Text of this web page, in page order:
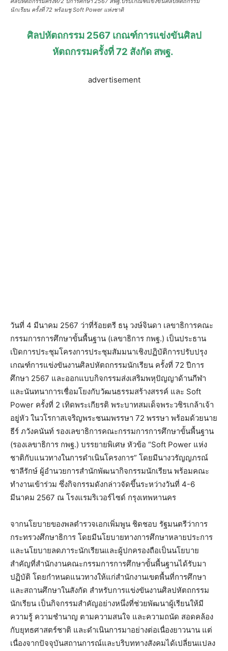
นักเรียน ครั้งที่ 72 พร้อมชู Soft Power แห่งชาติ
ศิลปหัตถกรรม 2567 เกณฑ์การแข่งขันศิลป
หัตถกรรมครั้งที่ 72 สังกัด สพฐ.
advertisement
วันที่ 4 มีนาคม 2567 ว่าที่ร้อยตรี ธนุ วงษ์จินดา เลขาธิการคณะ
กรรมการการศึกษาขั้นพื้นฐาน (เลขาธิการ กพฐ.) เป็นประธาน
เปิดการประชุมโครงการประชุมสัมมนาเชิงปฏิบัติการปรับปรุง
เกณฑ์การแข่งขันงานศิลปหัตถกรรมนักเรียน ครั้งที่ 72 ปีการ
ศึกษา 2567 และออกแบบกิจกรรมส่งเสริมพหุปัญญาด้านกีฬา
และนันทนาการเชื่อมโยงกับวัฒนธรรมสร้างสรรค์ และ Soft
Power ครั้งที่ 2 เทิดพระเกียรติ พระบาทสมเด็จพระวชิรเกล้าเจ้า
อยู่หัว ในวโรกาสเจริญพระชนมพรรษา 72 พรรษา พร้อมด้วยนาย
ธีร์ ภวังคนันท์ รองเลขาธิการคณะกรรมการการศึกษาขั้นพื้นฐาน
(รองเลขาธิการ กพฐ.) บรรยายพิเศษ หัวข้อ “Soft Power แห่ง
ชาติกับแนวทางในการดำเนินโครงการ” โดยมีนางวรัญญภรณ์
ชาลีรักษ์ ผู้อำนวยการสำนักพัฒนากิจกรรมนักเรียน พร้อมคณะ
ทำงานเข้าร่วม ซึ่งกิจกรรมดังกล่าวจัดขึ้นระหว่างวันที่ 4-6
มีนาคม 2567 ณ โรงแรมริเวอร์ไซด์ กรุงเทพหานคร
จากนโยบายของพลตำรวจเอกเพิ่มพูน ชิดชอบ รัฐมนตรีว่าการ
กระทรวงศึกษาธิการ โดยมีนโยบายทางการศึกษาหลายประการ
และนโยบายลดภาระนักเรียนและผู้ปกครองถือเป็นนโยบาย
สำคัญที่สำนักงานคณะกรรมการการศึกษาขั้นพื้นฐานได้รับมา
ปฏิบัติ โดยกำหนดแนวทางให้แก่สำนักงานเขตพื้นที่การศึกษา
และสถานศึกษาในสังกัด สำหรับการแข่งขันงานศิลปหัตถกรรม
นักเรียน เป็นกิจกรรมสำคัญอย่างหนึ่งที่ช่วยพัฒนาผู้เรียนให้มี
ความรู้ ความชำนาญ ตามความสนใจ และความถนัด สอดคล้อง
กับยุทธศาสตร์ชาติ และดำเนินการมาอย่างต่อเนื่องยาวนาน แต่
เนื่องจากปัจจุบันสถานการณ์และบริบททางสังคมได้เปลี่ยนแปลง